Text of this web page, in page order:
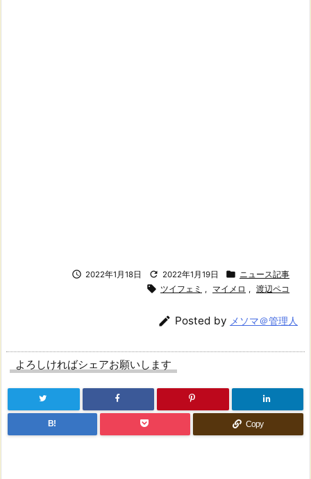
 2022年1月18日  2022年1月19日  ニュース記事
 ツイフェミ , マイメロ , 渡辺ペコ
 Posted by メソマ＠管理人
よろしければシェアお願いします
B! Copy